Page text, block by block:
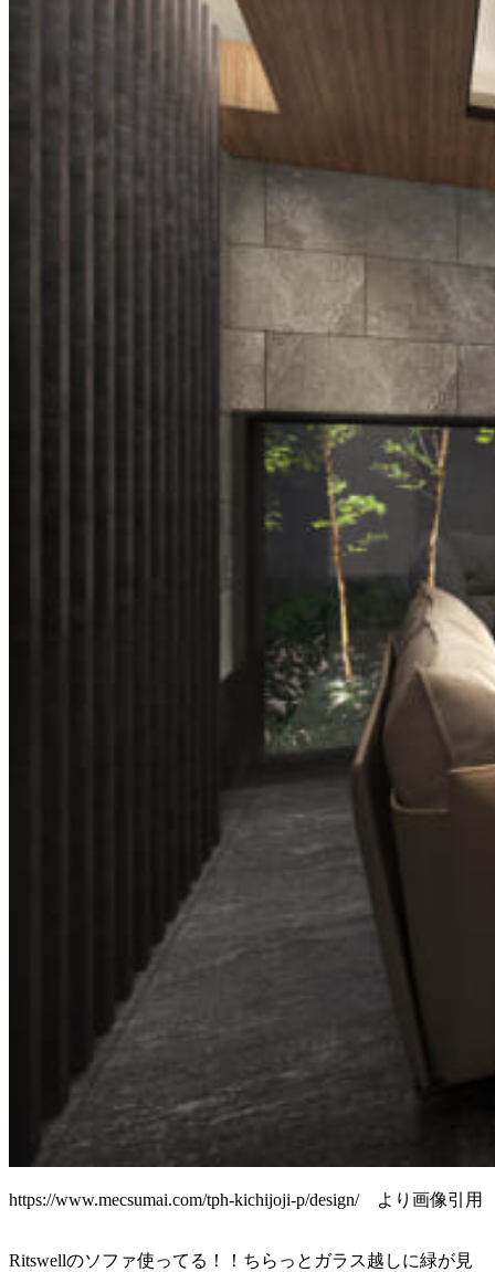
https://www.mecsumai.com/tph-kichijoji-p/design/ より画像引用
Ritswellのソファ使ってる！！ちらっとガラス越しに緑が見